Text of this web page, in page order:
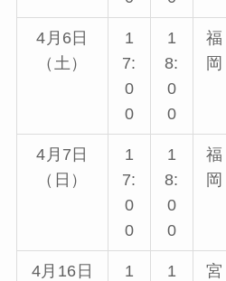
4月6日
（土）
1
7:
0
0
1
8:
0
0
福
岡
4月7日
（日）
1
7:
0
0
1
8:
0
0
福
岡
4月16日
1
1
宮